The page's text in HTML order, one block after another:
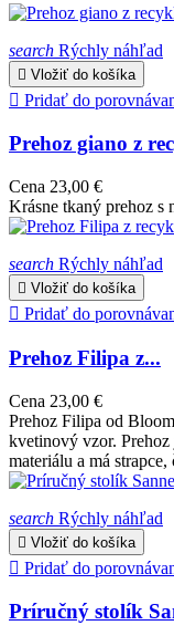
search Rýchly náhľad
 Vložiť do košíka
 Pridať do
Prehoz giano z
Cena 23,00 €
Krásne tkaný prehoz s
search Rýchly náhľad
 Vložiť do košíka
 Pridať do
Prehoz Filipa z...
Cena 23,00 €
Prehoz Filipa od
kvetinový vzor.
materiálu a má strapce,
search Rýchly náhľad
 Vložiť do košíka
 Pridať do
Príručný stolík